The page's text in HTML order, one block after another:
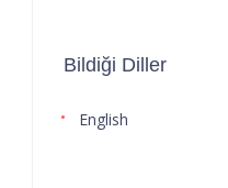
Bildiği Diller
English